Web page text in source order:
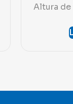
Altura de